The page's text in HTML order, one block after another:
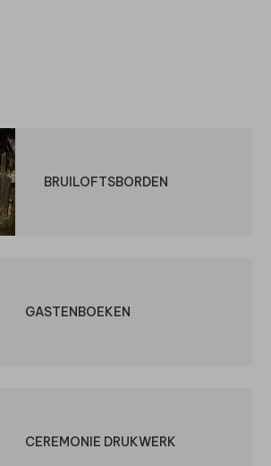
BRUILOFTSBORDEN
GASTENBOEKEN
CEREMONIE DRUKWERK